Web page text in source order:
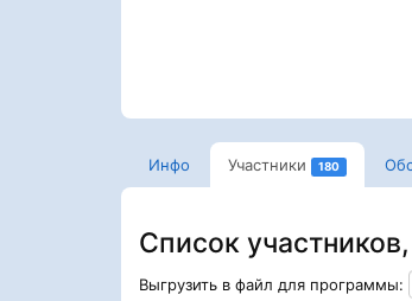
Инфо Участники 180
Список
Выгрузить в файл для программы: